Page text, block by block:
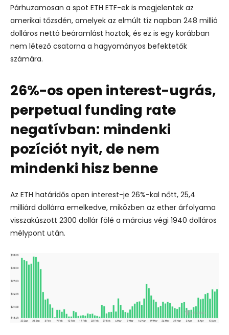
Párhuzamosan a spot ETH ETF-ek is megjelentek az
amerikai tőzsdén, amelyek az elmúlt tíz napban 248 millió
dolláros nettó beáramlást hoztak, és ez is egy korábban
nem létező csatorna a hagyományos befektetők
számára.
26%-os open interest-ugrás,
perpetual funding rate
negatívban: mindenki
pozíciót nyit, de nem
mindenki hisz benne
Az ETH határidős open interest-je 26%-kal nőtt, 25,4
milliárd dollárra emelkedve, miközben az ether árfolyama
visszakúszott 2300 dollár fölé a március végi 1940 dolláros
mélypont után.